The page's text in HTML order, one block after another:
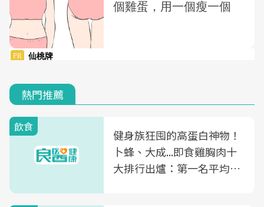
熱門推薦
飲食
健身族狂囤的高蛋白神物！
卜蜂、大成...即食雞胸肉十
大排行出爐：第一名平均一